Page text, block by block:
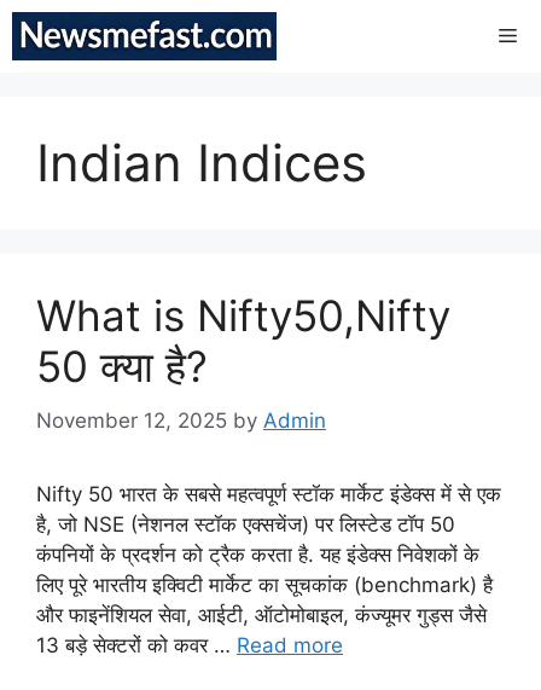
Skip
Indian Indices
What is Nifty50,Nifty
50 क्या है?
November 12, 2025 by Admin
Nifty 50 भारत के सबसे महत्वपूर्ण स्टॉक मार्केट इंडेक्स में से एक
है, जो NSE (नेशनल स्टॉक एक्सचेंज) पर लिस्टेड टॉप 50
कंपनियों के प्रदर्शन को ट्रैक करता है. यह इंडेक्स निवेशकों के
लिए पूरे भारतीय इक्विटी मार्केट का सूचकांक (benchmark) है
और फाइनेंशियल सेवा, आईटी, ऑटोमोबाइल, कंज्यूमर गुड्स जैसे
13 बड़े सेक्टरों को कवर … Read more